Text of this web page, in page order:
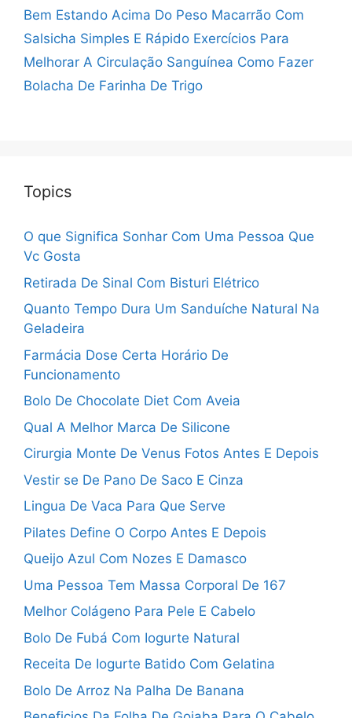
Bem Estando Acima Do Peso Macarrão Com
Salsicha Simples E Rápido Exercícios Para
Melhorar A Circulação Sanguínea Como Fazer
Bolacha De Farinha De Trigo
Topics
O que Significa Sonhar Com Uma Pessoa Que
Vc Gosta
Retirada De Sinal Com Bisturi Elétrico
Quanto Tempo Dura Um Sanduíche Natural Na
Geladeira
Farmácia Dose Certa Horário De
Funcionamento
Bolo De Chocolate Diet Com Aveia
Qual A Melhor Marca De Silicone
Cirurgia Monte De Venus Fotos Antes E Depois
Vestir se De Pano De Saco E Cinza
Lingua De Vaca Para Que Serve
Pilates Define O Corpo Antes E Depois
Queijo Azul Com Nozes E Damasco
Uma Pessoa Tem Massa Corporal De 167
Melhor Colágeno Para Pele E Cabelo
Bolo De Fubá Com Iogurte Natural
Receita De Iogurte Batido Com Gelatina
Bolo De Arroz Na Palha De Banana